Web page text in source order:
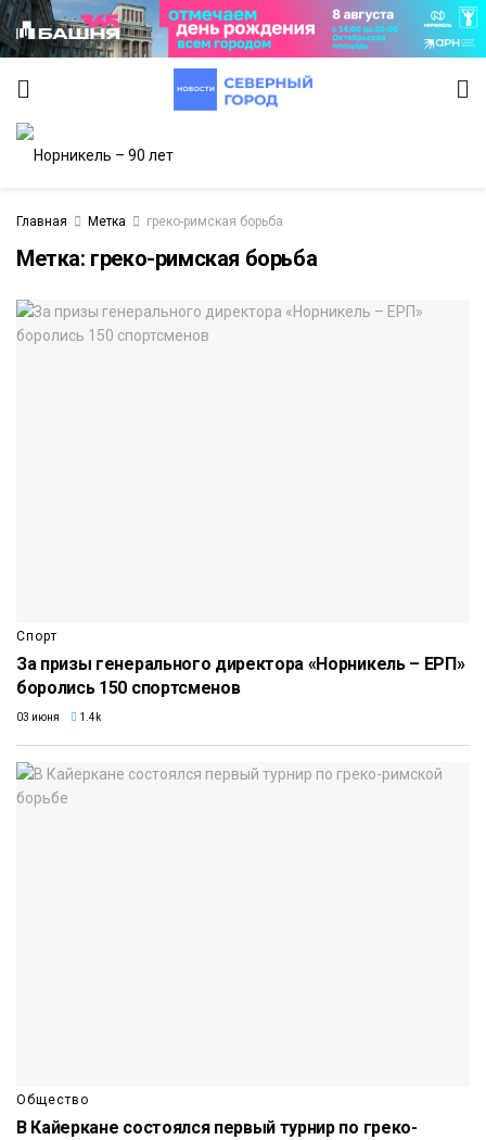
Главная Метка греко-римская борьба
Метка: греко-римская борьба
Спорт
За призы генерального директора «Норникель – ЕРП»
боролись 150 спортсменов
03 июня 1.4k
Общество
В Кайеркане состоялся первый турнир по греко-